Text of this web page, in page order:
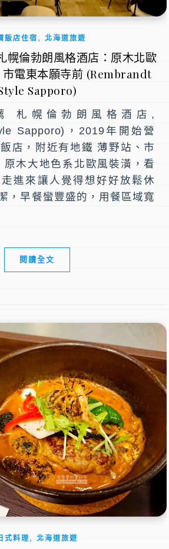
飯店住宿 , 北海道旅遊
幌倫勃朗風格酒店：原木北歐
市電東本願寺前 (Rembrandt
Sapporo)
Sapporo)，2019年開始營
店，附近有地鐵 薄野站、市
木大地色系北歐風裝潢，看
進來讓人覺得想好好放鬆休
，早餐蠻豐盛的，用餐區域寬
閱讀全文
式料理 , 北海道旅遊